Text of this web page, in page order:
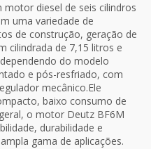
diesel de seis cilindros
uma variedade de
de construção, geração de
cilindrada de 7,15 litros e
do modelo
e pós-resfriado, com
mecânico.Ele
baixo consumo de
o motor Deutz BF6M
durabilidade e
gama de aplicações.